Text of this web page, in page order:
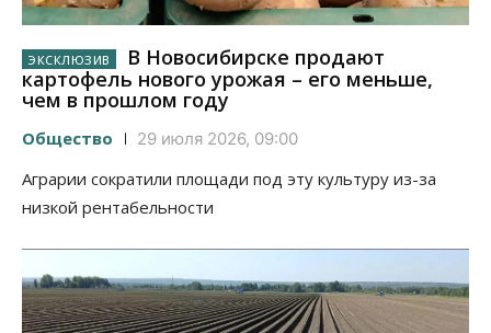
В Новосибирске продают
картофель нового урожая – его меньше,
чем в прошлом году
Общество 29 июля 2026, 09:00
Аграрии сократили площади под эту культуру из-за
низкой рентабельности